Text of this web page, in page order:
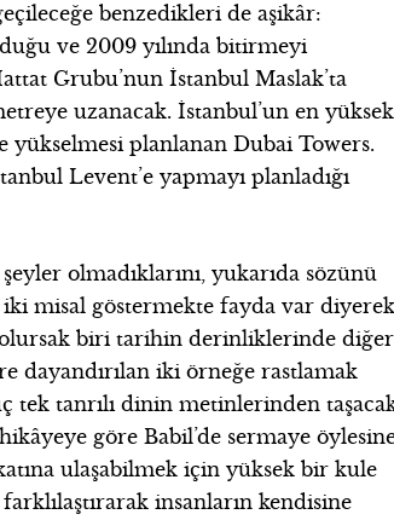
benzedikleri de aşikâr:
ve 2009 yılında bitirmeyi
Grubu’nun İstanbul Maslak’ta
uzanacak. İstanbul’un en yüksek
planlanan Dubai Towers.
Levent’e yapmayı planladığı
olmadıklarını, yukarıda sözünü
misal göstermekte fayda var
olursak biri tarihin derinliklerinde
dayandırılan iki örneğe rastlamak
tek tanrılı dinin metinlerinden
göre Babil’de sermaye
ulaşabilmek için yüksek bir kule
insanların kendisine